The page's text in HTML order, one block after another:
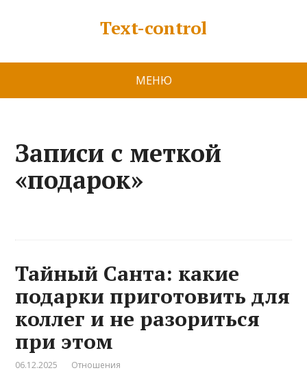
Text-control
МЕНЮ
Записи с меткой
«подарок»
Тайный Санта: какие
подарки приготовить для
коллег и не разориться
при этом
06.12.2025 Отношения